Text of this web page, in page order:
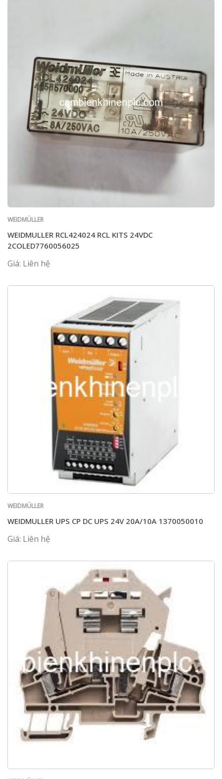
WEIDMÜLLER
WEIDMULLER RCL424024 RCL KITS 24VDC
2COLED7760056025
Giá: Liên hệ
WEIDMÜLLER
WEIDMULLER UPS CP DC UPS 24V 20A/10A 1370050010
Giá: Liên hệ